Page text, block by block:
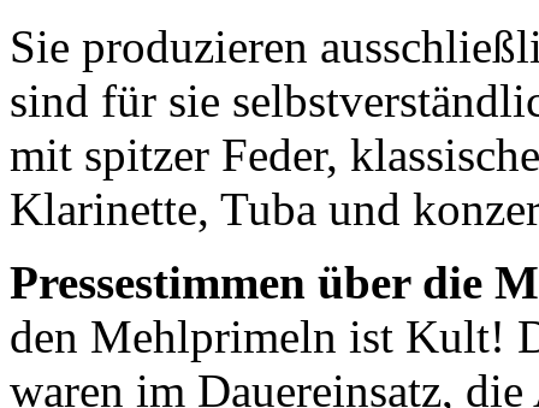
Sie produzieren
sind für sie
mit spitzer Feder,
Klarinette, Tuba und
Pressestimmen über die
den Mehlprimeln ist Kult!
waren im Dauereinsatz,